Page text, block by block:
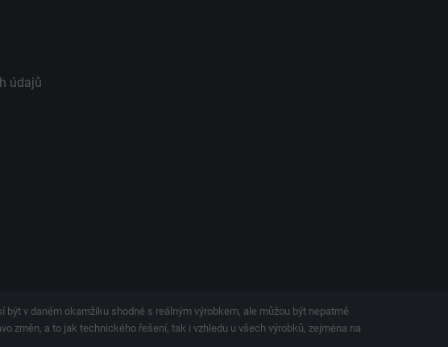
údajů
v daném okamžiku shodné s reálným výrobkem, ale můžou být nepatrně
změn, a to jak technického řešení, tak i vzhledu u všech výrobků, zejména na